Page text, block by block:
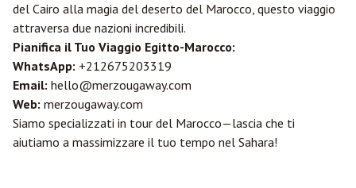
del Cairo alla magia del deserto del Marocco, questo viaggio
attraversa due nazioni incredibili.
Pianifica il Tuo Viaggio Egitto-Marocco:
WhatsApp: +212675203319
Email: hello@merzougaway.com
Web: merzougaway.com
Siamo specializzati in tour del Marocco—lascia che ti
aiutiamo a massimizzare il tuo tempo nel Sahara!